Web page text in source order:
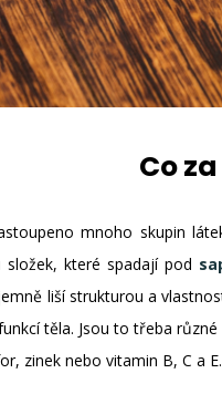
Co
mnoho skupin
složek, které spadají pod
liší strukturou a
těla. Jsou to třeba
zinek nebo vitamin B, C a E.